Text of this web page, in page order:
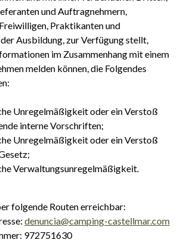
und Auftragnehmern,
Praktikanten und
Ausbildung, zur Verfügung stellt,
im Zusammenhang mit einem
melden können, die Folgendes
Unregelmäßigkeit oder ein Verstoß
interne Vorschriften;
Unregelmäßigkeit oder ein Verstoß
Verwaltungsunregelmäßigkeit.
folgende Routen erreichbar:
denuncia@camping-castellmar.com
972751630